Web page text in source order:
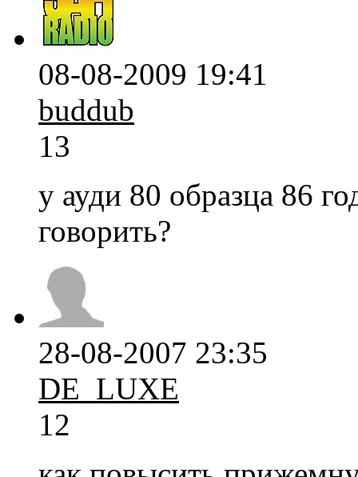
08-08-2009 19:41
buddub
13
у ауди 80 образца 86
говорить?
28-08-2007 23:35
DE_LUXE
12